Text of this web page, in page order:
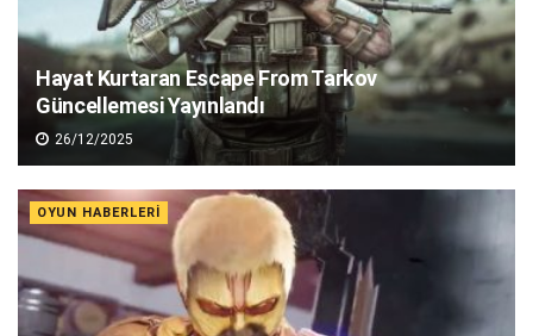
Hayat Kurtaran Escape From Tarkov
Güncellemesi Yayınlandı
26/12/2025
OYUN HABERLERI